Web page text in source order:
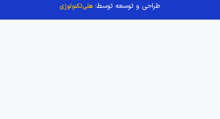
طراحی و توسعه توسط: هلی‌تکنولوژی